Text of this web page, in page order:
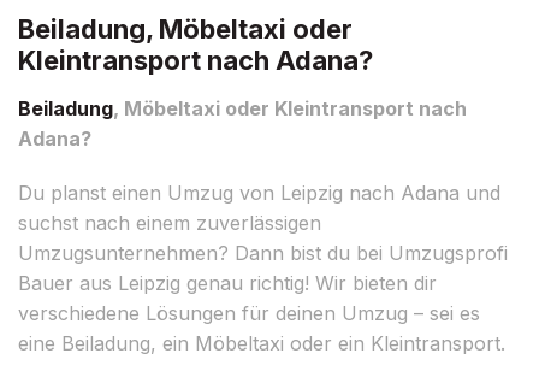
Beiladung, Möbeltaxi oder
Kleintransport nach Adana?
Beiladung, Möbeltaxi oder Kleintransport nach
Adana?
Du planst einen Umzug von Leipzig nach Adana und
suchst nach einem zuverlässigen
Umzugsunternehmen? Dann bist du bei Umzugsprofi
Bauer aus Leipzig genau richtig! Wir bieten dir
verschiedene Lösungen für deinen Umzug – sei es
eine Beiladung, ein Möbeltaxi oder ein Kleintransport.